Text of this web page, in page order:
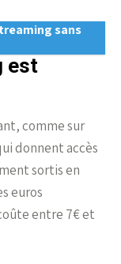
sans
est
comme sur
donnent accès
sortis en
euros
entre 7€ et